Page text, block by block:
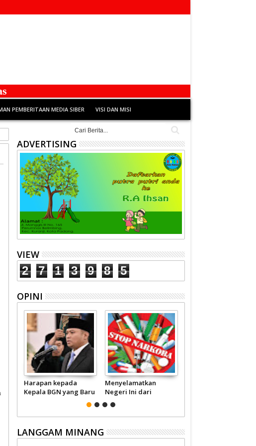
PEMBERITAAN MEDIA SIBER VISI DAN MISI
ADVERTISING
VIEW
2 7 1 3 9 8 5
OPINI
Harapan kepada
Kepala BGN yang Baru
Menyelamatkan
Negeri Ini dari
Narkoba
LANGGAM MINANG